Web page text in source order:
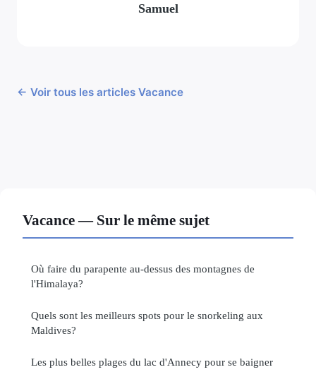
Samuel
← Voir tous les articles Vacance
Vacance — Sur le même sujet
Où faire du parapente au-dessus des montagnes de
l'Himalaya?
Quels sont les meilleurs spots pour le snorkeling aux
Maldives?
Les plus belles plages du lac d'Annecy pour se baigner